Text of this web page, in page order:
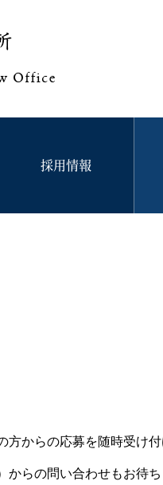
採用情報
からの応募を随時受け付
らの問い合わせもお待ち